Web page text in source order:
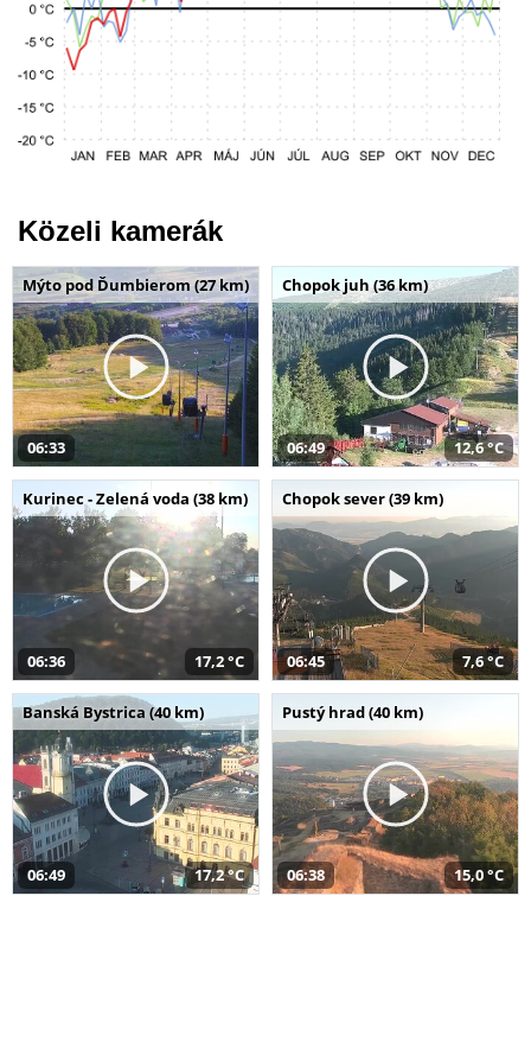
Közeli kamerák
Mýto pod Ďumbierom (27 km)
06:33
Chopok juh (36 km)
06:49 12,6 °C
Kurinec - Zelená voda (38 km)
06:36 17,2 °C
Chopok sever (39 km)
06:45 7,6 °C
Banská Bystrica (40 km)
06:49 17,2 °C
Pustý hrad (40 km)
06:38 15,0 °C